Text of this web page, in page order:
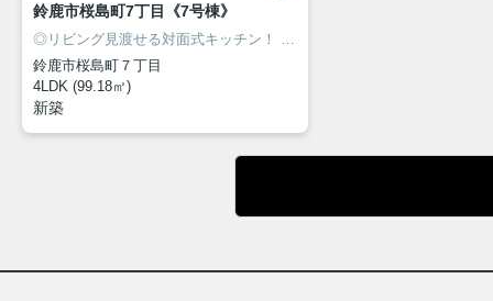
鈴鹿市桜島町7丁目《7号棟》
◎リビング見渡せる対面式キッチン！
鈴鹿市桜島町７丁目
4LDK (99.18㎡)
新築